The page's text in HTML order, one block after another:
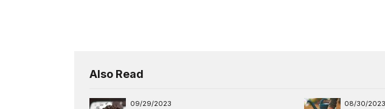
Also Read
09/29/2023 08/30/2023